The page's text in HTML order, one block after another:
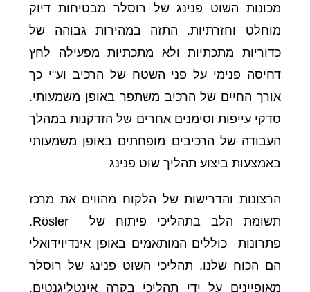
מכונות השוט פנינג של רוסלר מבטיחות דיוק
מוחלט וחזרתיות. התזה במהירות גבוהה של
כדוריות מתכתיות ולא מתכתיות מפעילה לחץ
דחיסה פנימי על פני השטח של הרכיב וע"י כך
אורך החיים של הרכיב משתפר באופן משמעותי.
סדקי עייפות וסימנים אחרים של הזדקנות במהלך
העבודה של הרכיבים מופחתים באופן משמעותי
באמצעות ביצוע תהליך שוט פנינג
הרצונות והדרישות של הלקוח מהווים את מרכז
תשומת הלב בתהליכי פיתוח של Rösler.
פתרונות כוללים המותאמים באופן אינדיוידואלי
הם הכוח שלנו. תהליכי השוט פנינג של רוסלר
מאופיינים על ידי תהליכי בקרה אינטליגנטים,